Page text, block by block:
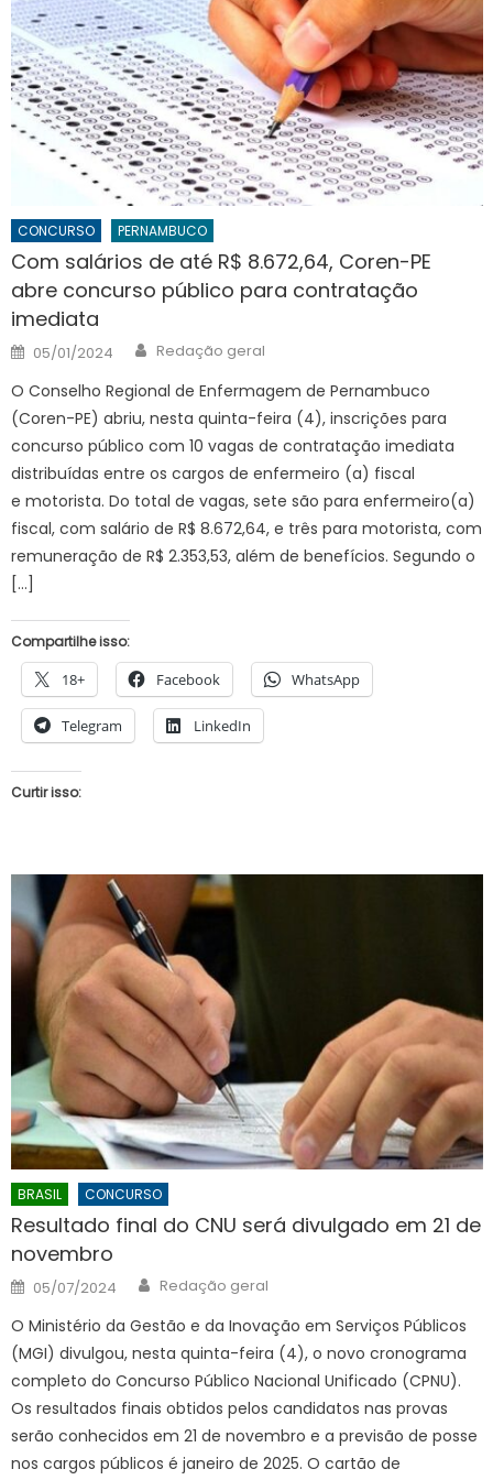
CONCURSO PERNAMBUCO
Com salários de até R$ 8.672,64, Coren-PE
abre concurso público para contratação
imediata
Posted
on
05/01/2024 Author
Redação geral
O Conselho Regional de Enfermagem de Pernambuco
(Coren-PE) abriu, nesta quinta-feira (4), inscrições para
concurso público com 10 vagas de contratação imediata
distribuídas entre os cargos de enfermeiro (a) fiscal
e motorista. Do total de vagas, sete são para enfermeiro(a)
fiscal, com salário de R$ 8.672,64, e três para motorista, com
remuneração de R$ 2.353,53, além de benefícios. Segundo o
[…]
Compartilhe isso:
18+ Facebook WhatsApp
Telegram LinkedIn
Curtir isso:
BRASIL CONCURSO
Resultado final do CNU será divulgado em 21 de
novembro
Posted
on
05/07/2024 Author
Redação geral
O Ministério da Gestão e da Inovação em Serviços Públicos
(MGI) divulgou, nesta quinta-feira (4), o novo cronograma
completo do Concurso Público Nacional Unificado (CPNU).
Os resultados finais obtidos pelos candidatos nas provas
serão conhecidos em 21 de novembro e a previsão de posse
nos cargos públicos é janeiro de 2025. O cartão de